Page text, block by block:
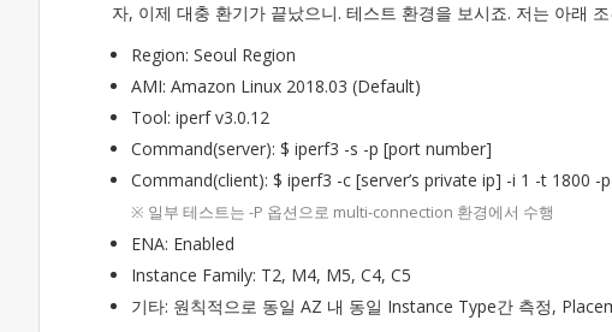
자, 이제 대충 환기가 끝났으니. 테스트 환경을 보시죠. 저는 아래
Region: Seoul Region
AMI: Amazon Linux 2018.03 (Default)
Tool: iperf v3.0.12
Command(server): $ iperf3 -s -p [port number]
Command(client): $ iperf3 -c [server’s private ip] -i 1 -t 1800 -
※ 일부 테스트는 -P 옵션으로 multi-connection 환경에서 수행
ENA: Enabled
Instance Family: T2, M4, M5, C4, C5
기타: 원칙적으로 동일 AZ 내 동일 Instance Type간 측정,